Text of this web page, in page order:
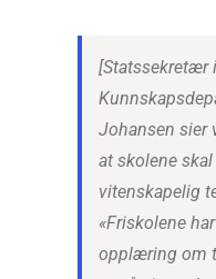
[Statssekretær i
Johansen sier
at skolene
vitenskapelig
«Friskolene
opplæring om